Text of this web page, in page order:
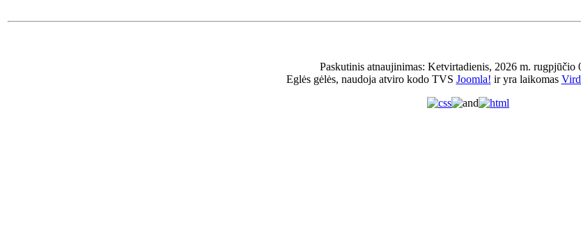
Paskutinis atnaujinimas: Ketvirtadienis, 2026 m. rugpjūčio
Eglės gėlės, naudoja atviro kodo TVS Joomla! ir yra laikomas